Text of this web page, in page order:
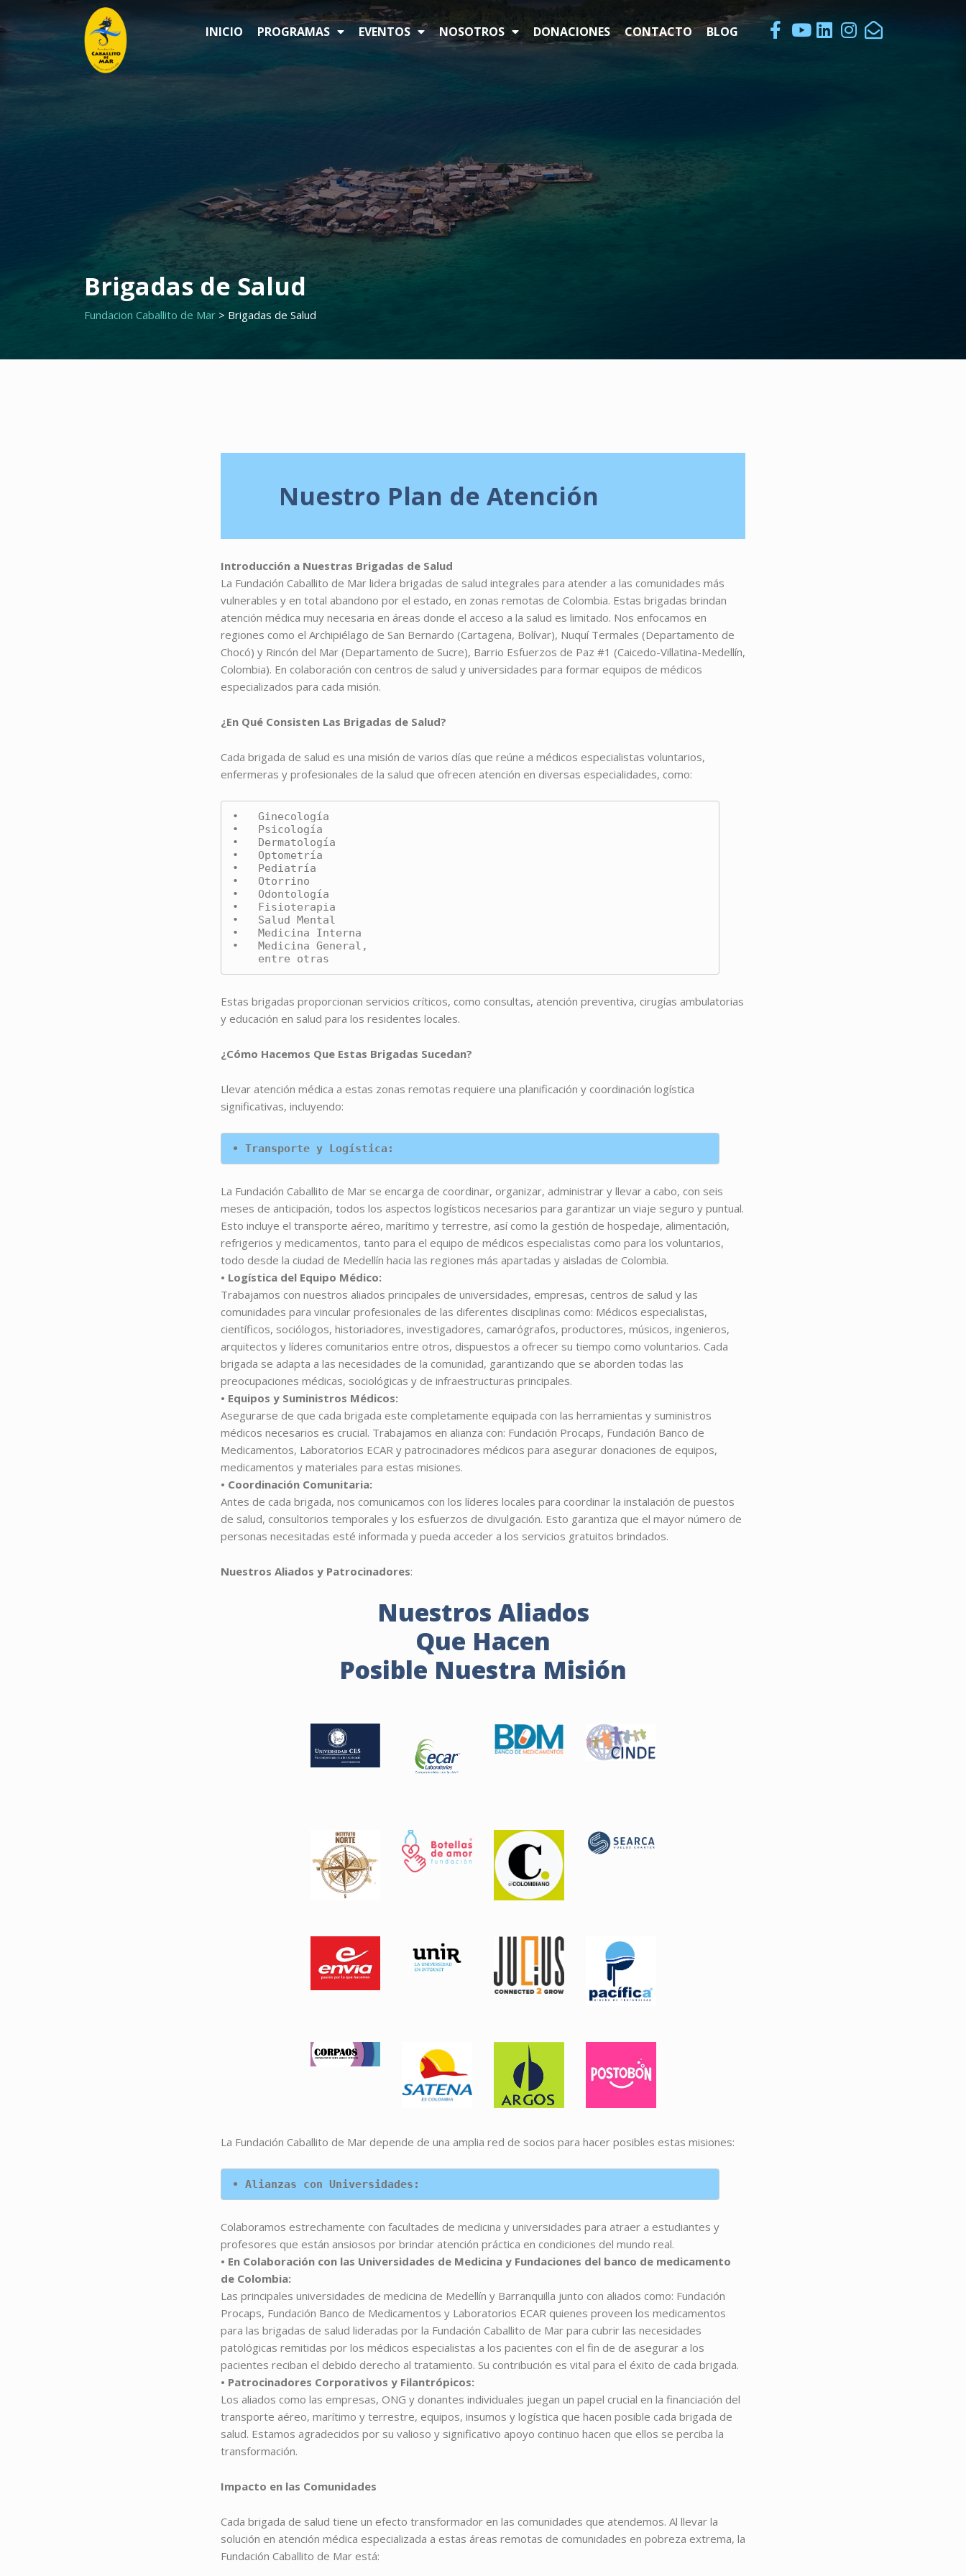
al
contenido
INICIO PROGRAMAS EVENTOS NOSOTROS DONACIONES CONTACTO BLOG
Brigadas de Salud
Fundacion Caballito de Mar > Brigadas de Salud
Nuestro Plan de Atención
Introducción a Nuestras Brigadas de Salud
La Fundación Caballito de Mar lidera brigadas de salud integrales para atender a las comunidades más
vulnerables y en total abandono por el estado, en zonas remotas de Colombia. Estas brigadas brindan
atención médica muy necesaria en áreas donde el acceso a la salud es limitado. Nos enfocamos en
regiones como el Archipiélago de San Bernardo (Cartagena, Bolívar), Nuquí Termales (Departamento de
Chocó) y Rincón del Mar (Departamento de Sucre), Barrio Esfuerzos de Paz #1 (Caicedo-Villatina-Medellín,
Colombia). En colaboración con centros de salud y universidades para formar equipos de médicos
especializados para cada misión.
¿En Qué Consisten Las Brigadas de Salud?
Cada brigada de salud es una misión de varios días que reúne a médicos especialistas voluntarios,
enfermeras y profesionales de la salud que ofrecen atención en diversas especialidades, como:
•   Ginecología
•   Psicología
•   Dermatología
•   Optometría
•   Pediatría
•   Otorrino
•   Odontología
•   Fisioterapia
•   Salud Mental
•   Medicina Interna
•   Medicina General,
    entre otras
Estas brigadas proporcionan servicios críticos, como consultas, atención preventiva, cirugías ambulatorias
y educación en salud para los residentes locales.
¿Cómo Hacemos Que Estas Brigadas Sucedan?
Llevar atención médica a estas zonas remotas requiere una planificación y coordinación logística
significativas, incluyendo:
• Transporte y Logística:
La Fundación Caballito de Mar se encarga de coordinar, organizar, administrar y llevar a cabo, con seis
meses de anticipación, todos los aspectos logísticos necesarios para garantizar un viaje seguro y puntual.
Esto incluye el transporte aéreo, marítimo y terrestre, así como la gestión de hospedaje, alimentación,
refrigerios y medicamentos, tanto para el equipo de médicos especialistas como para los voluntarios,
todo desde la ciudad de Medellín hacia las regiones más apartadas y aisladas de Colombia.
• Logística del Equipo Médico:
Trabajamos con nuestros aliados principales de universidades, empresas, centros de salud y las
comunidades para vincular profesionales de las diferentes disciplinas como: Médicos especialistas,
científicos, sociólogos, historiadores, investigadores, camarógrafos, productores, músicos, ingenieros,
arquitectos y líderes comunitarios entre otros, dispuestos a ofrecer su tiempo como voluntarios. Cada
brigada se adapta a las necesidades de la comunidad, garantizando que se aborden todas las
preocupaciones médicas, sociológicas y de infraestructuras principales.
• Equipos y Suministros Médicos:
Asegurarse de que cada brigada este completamente equipada con las herramientas y suministros
médicos necesarios es crucial. Trabajamos en alianza con: Fundación Procaps, Fundación Banco de
Medicamentos, Laboratorios ECAR y patrocinadores médicos para asegurar donaciones de equipos,
medicamentos y materiales para estas misiones.
• Coordinación Comunitaria:
Antes de cada brigada, nos comunicamos con los líderes locales para coordinar la instalación de puestos
de salud, consultorios temporales y los esfuerzos de divulgación. Esto garantiza que el mayor número de
personas necesitadas esté informada y pueda acceder a los servicios gratuitos brindados.
Nuestros Aliados y Patrocinadores:
Nuestros Aliados
Que Hacen
Posible Nuestra Misión
La Fundación Caballito de Mar depende de una amplia red de socios para hacer posibles estas misiones:
• Alianzas con Universidades:
Colaboramos estrechamente con facultades de medicina y universidades para atraer a estudiantes y
profesores que están ansiosos por brindar atención práctica en condiciones del mundo real.
• En Colaboración con las Universidades de Medicina y Fundaciones del banco de medicamento
de Colombia:
Las principales universidades de medicina de Medellín y Barranquilla junto con aliados como: Fundación
Procaps, Fundación Banco de Medicamentos y Laboratorios ECAR quienes proveen los medicamentos
para las brigadas de salud lideradas por la Fundación Caballito de Mar para cubrir las necesidades
patológicas remitidas por los médicos especialistas a los pacientes con el fin de de asegurar a los
pacientes reciban el debido derecho al tratamiento. Su contribución es vital para el éxito de cada brigada.
• Patrocinadores Corporativos y Filantrópicos:
Los aliados como las empresas, ONG y donantes individuales juegan un papel crucial en la financiación del
transporte aéreo, marítimo y terrestre, equipos, insumos y logística que hacen posible cada brigada de
salud. Estamos agradecidos por su valioso y significativo apoyo continuo hacen que ellos se perciba la
transformación.
Impacto en las Comunidades
Cada brigada de salud tiene un efecto transformador en las comunidades que atendemos. Al llevar la
solución en atención médica especializada a estas áreas remotas de comunidades en pobreza extrema, la
Fundación Caballito de Mar está: